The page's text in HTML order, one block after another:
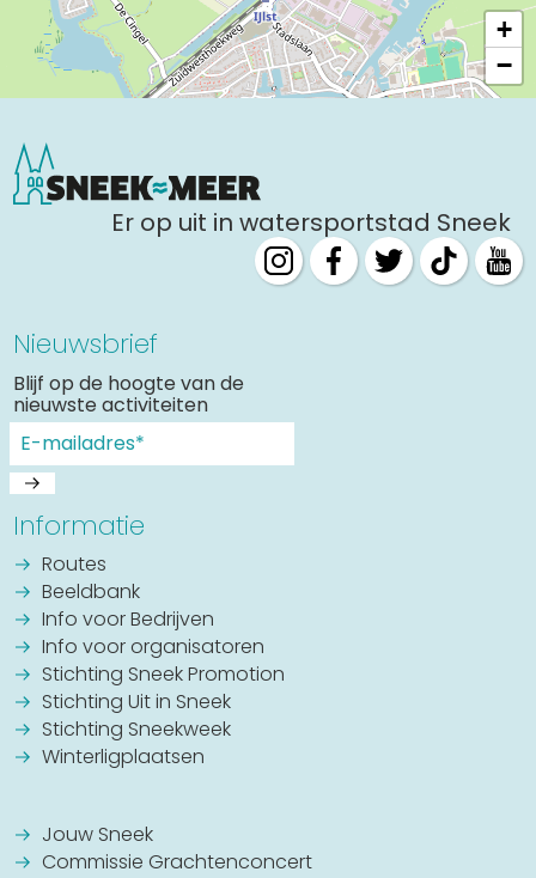
Interactieve plattegrond van Sneek
Winkelen in Sneek
Bootverhuur
+
−
Er op uit in watersportstad Sneek
Nieuwsbrief
Blijf op de hoogte van de
nieuwste activiteiten
Informatie
Routes
Beeldbank
Info voor Bedrijven
Info voor organisatoren
Stichting Sneek Promotion
Stichting Uit in Sneek
Stichting Sneekweek
Winterligplaatsen
Jouw Sneek
Commissie Grachtenconcert